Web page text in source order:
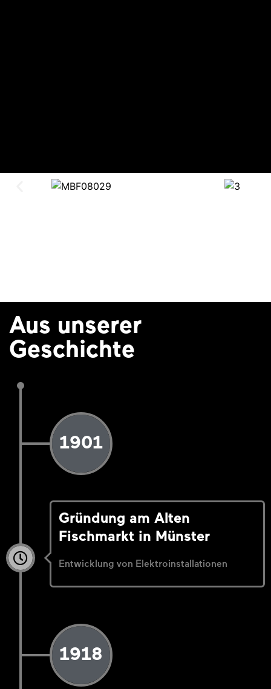
Aus unserer
Geschichte
1901
Gründung am Alten
Fischmarkt in Münster
Entwicklung von Elektroinstallationen
1918